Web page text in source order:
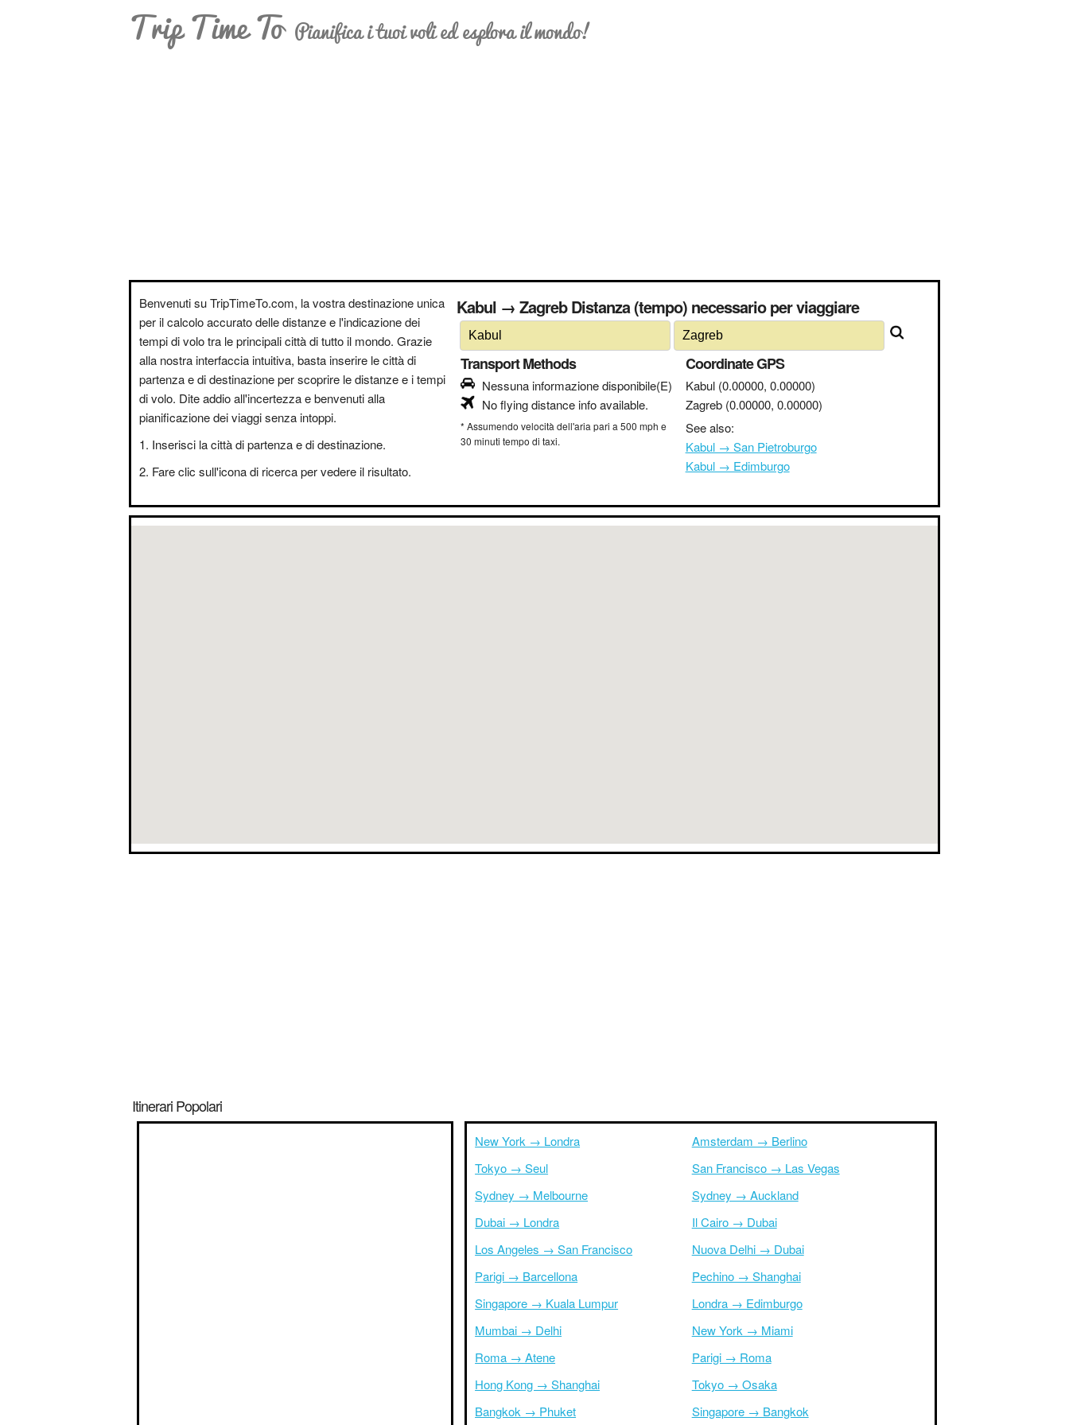
Trip Time To Pianifica i tuoi voli ed esplora il mondo!
Benvenuti su TripTimeTo.com, la vostra destinazione unica
per il calcolo accurato delle distanze e l'indicazione dei
tempi di volo tra le principali città di tutto il mondo. Grazie
alla nostra interfaccia intuitiva, basta inserire le città di
partenza e di destinazione per scoprire le distanze e i tempi
di volo. Dite addio all'incertezza e benvenuti alla
pianificazione dei viaggi senza intoppi.
Inserisci la città di partenza e di destinazione.
Fare clic sull'icona di ricerca per vedere il risultato.
Kabul → Zagreb Distanza (tempo) necessario per viaggiare
Transport Methods
Nessuna informazione disponibile(E)
No flying distance info available.
* Assumendo velocità dell'aria pari a 500 mph e
30 minuti tempo di taxi.
Coordinate GPS
Kabul (0.00000, 0.00000)
Zagreb (0.00000, 0.00000)
See also:
Kabul → San Pietroburgo
Kabul → Edimburgo
Itinerari Popolari
New York → Londra
Tokyo → Seul
Sydney → Melbourne
Dubai → Londra
Los Angeles → San Francisco
Parigi → Barcellona
Singapore → Kuala Lumpur
Mumbai → Delhi
Roma → Atene
Hong Kong → Shanghai
Bangkok → Phuket
Amsterdam → Berlino
San Francisco → Las Vegas
Sydney → Auckland
Il Cairo → Dubai
Nuova Delhi → Dubai
Pechino → Shanghai
Londra → Edimburgo
New York → Miami
Parigi → Roma
Tokyo → Osaka
Singapore → Bangkok